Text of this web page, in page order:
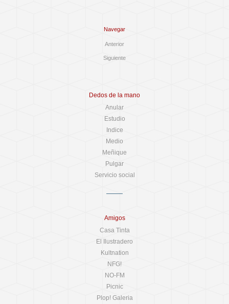
Navegar
Anterior
Siguiente
Dedos de la mano
Anular
Estudio
Indice
Medio
Meñique
Pulgar
Servicio social
Amigos
Casa Tinta
El Ilustradero
Kultnation
NFG!
NO-FM
Picnic
Plop! Galeria